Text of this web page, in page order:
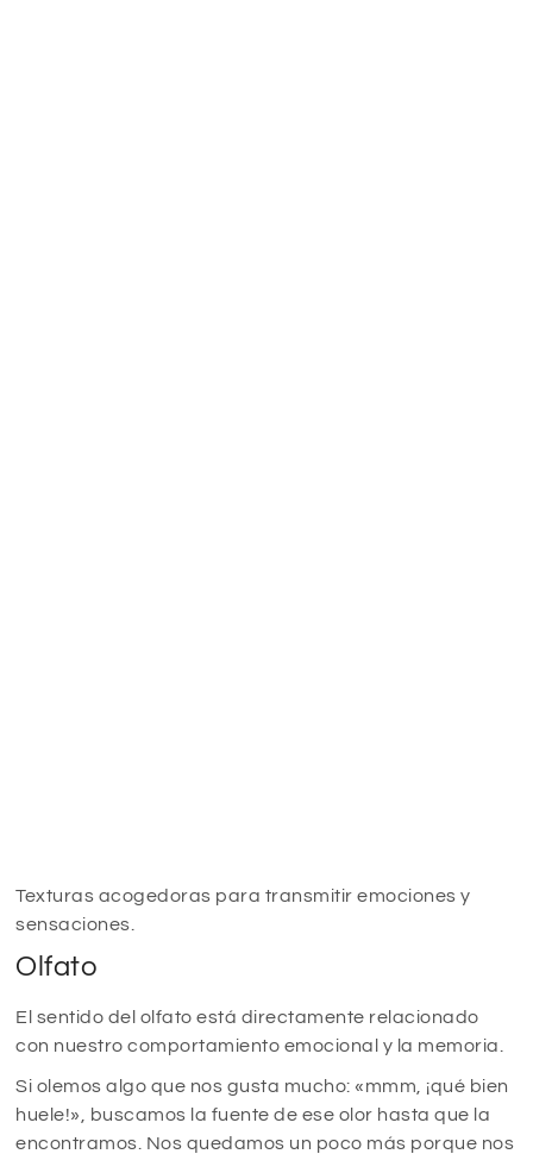
Texturas acogedoras para transmitir emociones y
sensaciones.
Olfato
El sentido del olfato está directamente relacionado
con nuestro comportamiento emocional y la memoria.
Si olemos algo que nos gusta mucho: «mmm, ¡qué bien
huele!», buscamos la fuente de ese olor hasta que la
encontramos. Nos quedamos un poco más porque nos